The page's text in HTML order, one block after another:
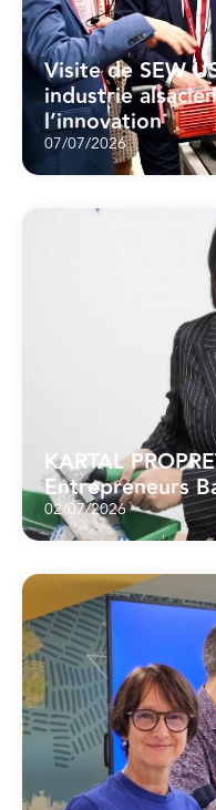
Visite de SEW
industrie
l’innovation
07/07/2026
KARTAL
Entrepreneurs
02/07/2026